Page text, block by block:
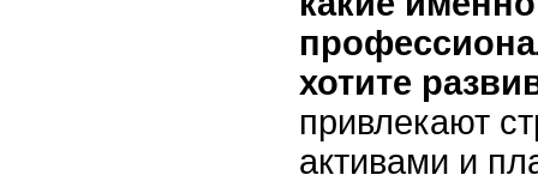
хотите
привлекают
активами и